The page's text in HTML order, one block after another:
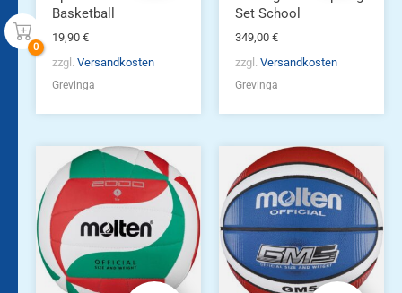
Basketball
19,90 €
zzgl. Versandkosten
Grevinga
Set School
349,00 €
zzgl. Versandkosten
Grevinga